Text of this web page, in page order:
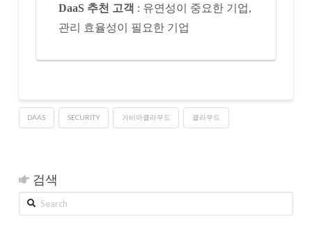
DaaS 추천 고객 : 유연성이 중요한 기업,
관리 효율성이 필요한 기업
DAAS SECURITY 가비아클라우드 클라우드
검색
Search